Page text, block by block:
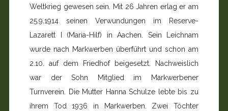
Weltkrieg gewesen sein. Mit 26 Jahren erlag er am
25.9.1914 seinen Verwundungen im Reserve-
Lazarett I (Maria-Hilf) in Aachen. Sein Leichnam
wurde nach Markwerben überführt und schon am
2.10. auf dem Friedhof beigesetzt. Nachweislich
war der Sohn Mitglied im Markwerbener
Turnverein. Die Mutter Hanna Schulze lebte bis zu
ihrem Tod 1936 in Markwerben. Zwei Töchter